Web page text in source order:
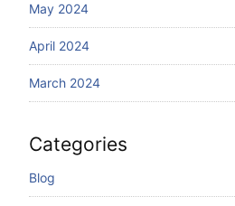
May 2024
April 2024
March 2024
Categories
Blog